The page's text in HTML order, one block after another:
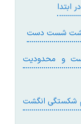
شست دست
و محدودیت
شکستگی انگشت